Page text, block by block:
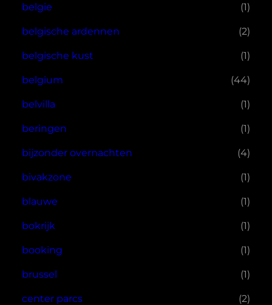
belgie (1)
belgische ardennen (2)
belgische kust (1)
belgium (44)
belvilla (1)
beringen (1)
bijzonder overnachten (4)
bivakzone (1)
blauwe (1)
bokrijk (1)
booking (1)
brussel (1)
center parcs (2)